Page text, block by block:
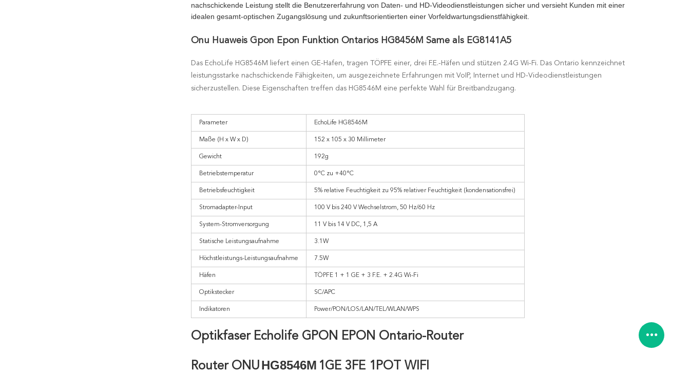
nachschickende Leistung stellt die Benutzererfahrung von Daten- und HD-Videodienstleistungen sicher und versieht Kunden mit einer
idealen gesamt-optischen Zugangslösung und zukunftsorientierten einer Vorfeldwartungsdienstfähigkeit.
Onu Huaweis Gpon Epon Funktion Ontarios HG8456M Same als EG8141A5
Das EchoLife HG8546M liefert einen GE-Hafen, tragen TÖPFE einer, drei F.E.-Häfen und stützen 2.4G Wi-Fi. Das Ontario kennzeichnet
leistungsstarke nachschickende Fähigkeiten, um ausgezeichnete Erfahrungen mit VoIP, Internet und HD-Videodienstleistungen
sicherzustellen. Diese Eigenschaften treffen das HG8546M eine perfekte Wahl für Breitbandzugang.
Parameter EchoLife HG8546M
Maße (H x W x D) 152 x 105 x 30 Millimeter
Gewicht 192g
Betriebstemperatur 0°C zu +40°C
Betriebsfeuchtigkeit 5% relative Feuchtigkeit zu 95% relativer Feuchtigkeit (kondensationsfrei)
Stromadapter-Input 100 V bis 240 V Wechselstrom, 50 Hz/60 Hz
System-Stromversorgung 11 V bis 14 V DC, 1,5 A
Statische Leistungsaufnahme 3.1W
Höchstleistungs-Leistungsaufnahme 7.5W
Häfen TÖPFE 1 + 1 GE + 3 F.E. + 2.4G Wi-Fi
Optikstecker SC/APC
Indikatoren Power/PON/LOS/LAN/TEL/WLAN/WPS
Optikfaser Echolife GPON EPON Ontario-Router
Router ONU HG8546M 1GE 3FE 1POT WIFI